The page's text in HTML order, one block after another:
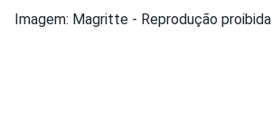
Imagem: Magritte - Reprodução proibida